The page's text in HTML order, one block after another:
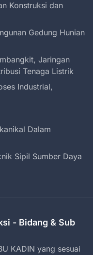
Konstruksi dan
Gedung Hunian
Jaringan
Tenaga Listrik
Industrial,
Dalam
Sipil Sumber Daya
- Bidang & Sub
KADIN yang sesuai